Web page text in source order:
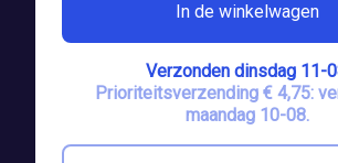
In de winkelwagen
Verzonden dinsdag 11-
Prioriteitsverzending € 4,75:
maandag 10-08.